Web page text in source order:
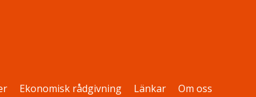
Ekonomisk rådgivning Länkar Om oss